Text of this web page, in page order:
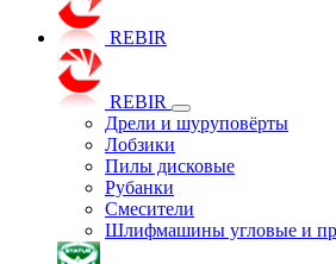
REBIR
REBIR
Дрели и шуруповёрты
Лобзики
Пилы дисковые
Рубанки
Смесители
Шлифмашины угловые и